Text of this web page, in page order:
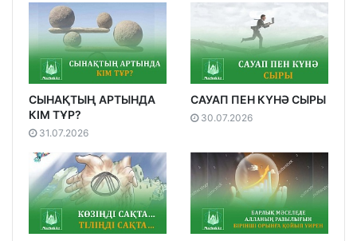
СЫНАҚТЫҢ АРТЫНДА
КІМ ТҰР?
31.07.2026
САУАП ПЕН КҮНӘ СЫРЫ
30.07.2026